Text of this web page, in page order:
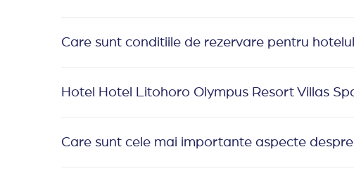
Care sunt conditiile de rezervare pentru
Hotel Hotel Litohoro Olympus Resort Villas
Care sunt cele mai importante aspecte